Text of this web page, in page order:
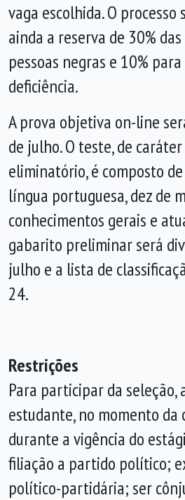
vaga escolhida. O
ainda a reserva de 30%
pessoas negras e 10%
deficiência.
A prova objetiva on-line
de julho. O teste, de
eliminatório, é composto
língua portuguesa, dez de
conhecimentos gerais e
gabarito preliminar será
julho e a lista de
24.
Restrições
Para participar da seleção,
estudante, no momento da
durante a vigência do
filiação a partido político;
político-partidária; ser